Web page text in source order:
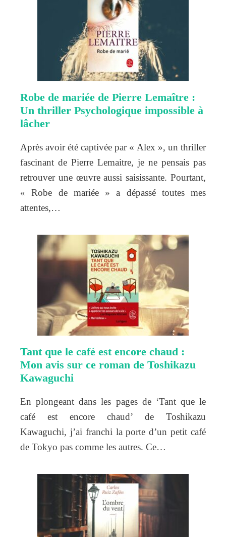
Robe de mariée de Pierre Lemaître :
Un thriller Psychologique impossible à
lâcher
Après avoir été captivée par « Alex », un thriller
fascinant de Pierre Lemaitre, je ne pensais pas
retrouver une œuvre aussi saisissante. Pourtant,
« Robe de mariée » a dépassé toutes mes
attentes,…
Tant que le café est encore chaud :
Mon avis sur ce roman de Toshikazu
Kawaguchi
En plongeant dans les pages de ‘Tant que le
café est encore chaud’ de Toshikazu
Kawaguchi, j’ai franchi la porte d’un petit café
de Tokyo pas comme les autres. Ce…